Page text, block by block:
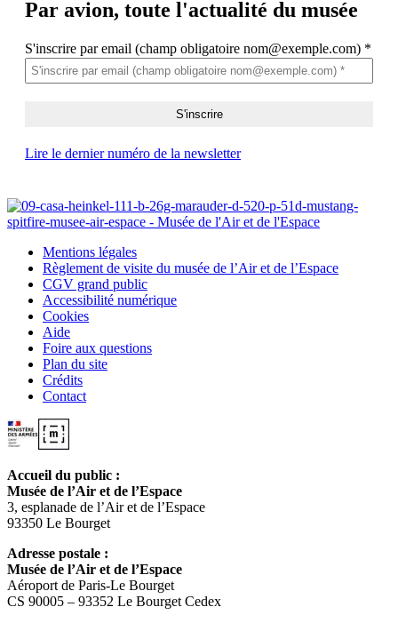
Par avion, toute l'actualité du musée
S'inscrire par email (champ obligatoire nom@exemple.com) *
Lire le dernier numéro de la newsletter
Mentions légales
Règlement de visite du musée de l’Air et de l’Espace
CGV grand public
Accessibilité numérique
Cookies
Aide
Foire aux questions
Plan du site
Crédits
Contact
Accueil du public :
Musée de l’Air et de l’Espace
3, esplanade de l’Air et de l’Espace
93350 Le Bourget
Adresse postale :
Musée de l’Air et de l’Espace
Aéroport de Paris-Le Bourget
CS 90005 – 93352 Le Bourget Cedex